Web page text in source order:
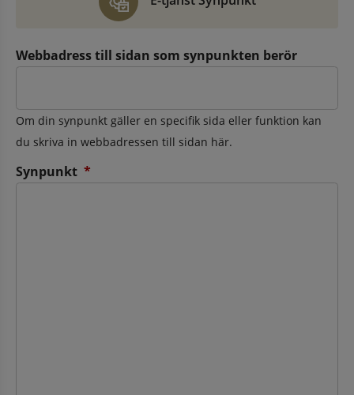
Webbadress till sidan som synpunkten berör
Om din synpunkt gäller en specifik sida eller funktion kan
du skriva in webbadressen till sidan här.
Synpunkt *